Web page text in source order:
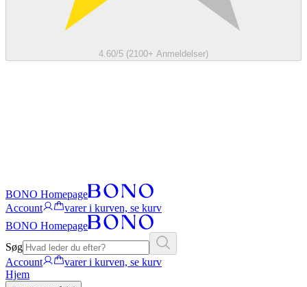
4.60/5 (2100+ Anmeldelser)
BONO Homepage
Account
varer i kurven, se kurv
BONO Homepage
Søg
Account
varer i kurven, se kurv
Hjem